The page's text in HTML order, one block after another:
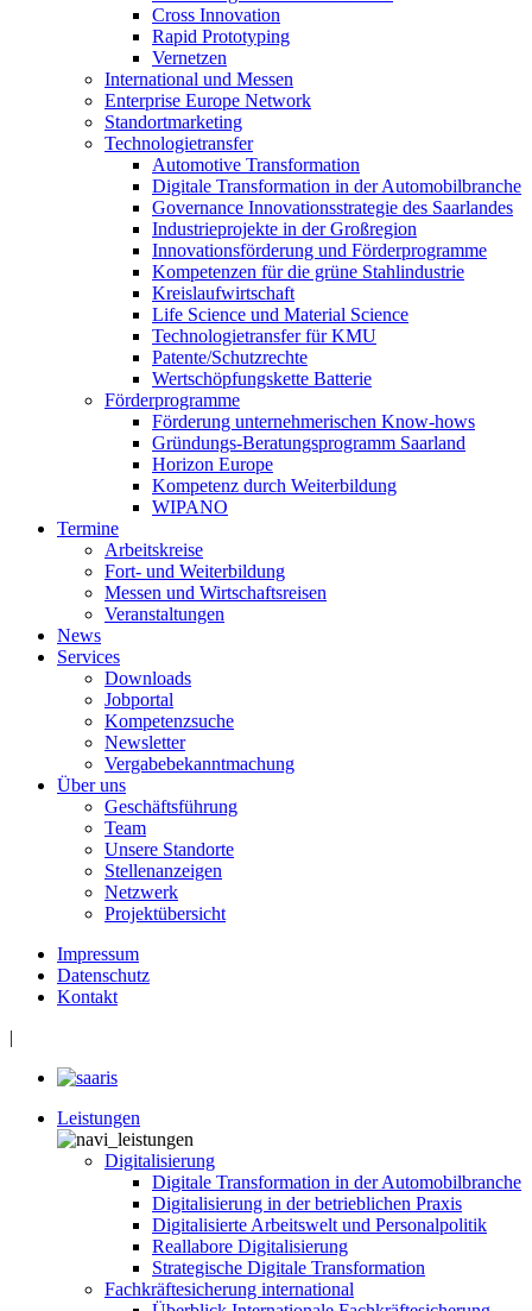
Cross Innovation
Rapid Prototyping
Vernetzen
International und Messen
Enterprise Europe Network
Standortmarketing
Technologietransfer
Automotive Transformation
Digitale Transformation in der Automobilbranche
Governance Innovationsstrategie des Saarlandes
Industrieprojekte in der Großregion
Innovationsförderung und Förderprogramme
Kompetenzen für die grüne Stahlindustrie
Kreislaufwirtschaft
Life Science und Material Science
Technologietransfer für KMU
Patente/Schutzrechte
Wertschöpfungskette Batterie
Förderprogramme
Förderung unternehmerischen Know-hows
Gründungs-Beratungsprogramm Saarland
Horizon Europe
Kompetenz durch Weiterbildung
WIPANO
Termine
Arbeitskreise
Fort- und Weiterbildung
Messen und Wirtschaftsreisen
Veranstaltungen
News
Services
Downloads
Jobportal
Kompetenzsuche
Newsletter
Vergabebekanntmachung
Über uns
Geschäftsführung
Team
Unsere Standorte
Stellenanzeigen
Netzwerk
Projektübersicht
Impressum
Datenschutz
Kontakt
|
Leistungen
Digitalisierung
Digitale Transformation in der Automobilbranche
Digitalisierung in der betrieblichen Praxis
Digitalisierte Arbeitswelt und Personalpolitik
Reallabore Digitalisierung
Strategische Digitale Transformation
Fachkräftesicherung international